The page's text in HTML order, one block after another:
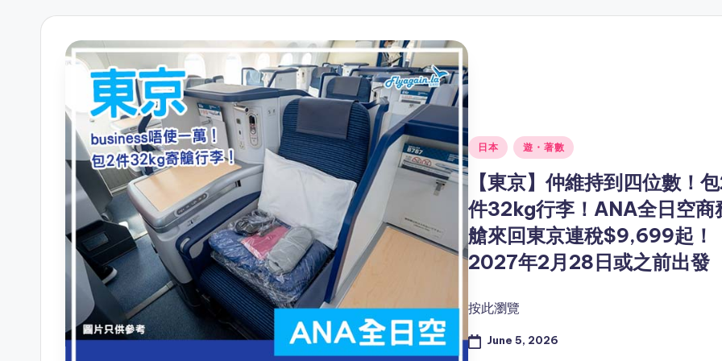
Posted
in
日本 遊・著數
【東京】仲維持到四位數！
件32kg行李！ANA全日空商
艙來回東京連稅$9,699起！
2027年2月28日或之前出發
按此瀏覽
June 5, 2026